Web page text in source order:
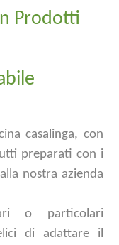
Prodotti
casalinga, con
preparati con i
nostra azienda
o particolari
di adattare il